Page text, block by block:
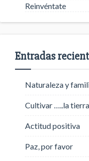
Reinvéntate
Entradas
Naturaleza y
Cultivar …..la tierra
Actitud positiva
Paz, por favor